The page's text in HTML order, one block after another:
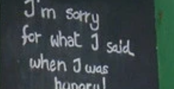
精力増強に効果大なファンタスティコ
日だったので、お得な割引がありました
入れてめん棒などで潰し砕く。
チオをまぶす。
く。
面を焼く。
足してもOK。自由さがハンバーガーの